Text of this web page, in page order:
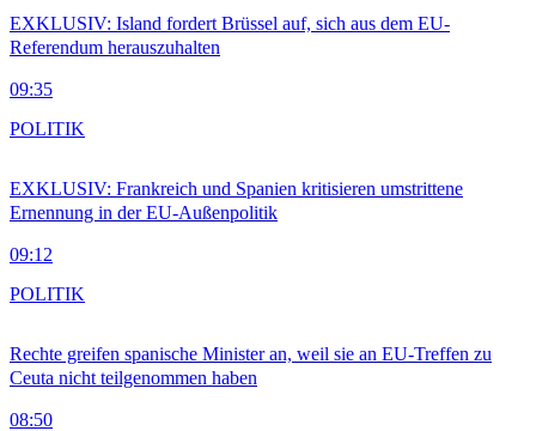
EXKLUSIV: Island fordert Brüssel auf, sich aus dem EU-
Referendum herauszuhalten
09:35
EXKLUSIV: Frankreich und Spanien kritisieren umstrittene
Ernennung in der EU-Außenpolitik
09:12
POLITIK
Rechte greifen spanische Minister an, weil sie an EU-Treffen zu
Ceuta nicht teilgenommen haben
08:50
POLITIK